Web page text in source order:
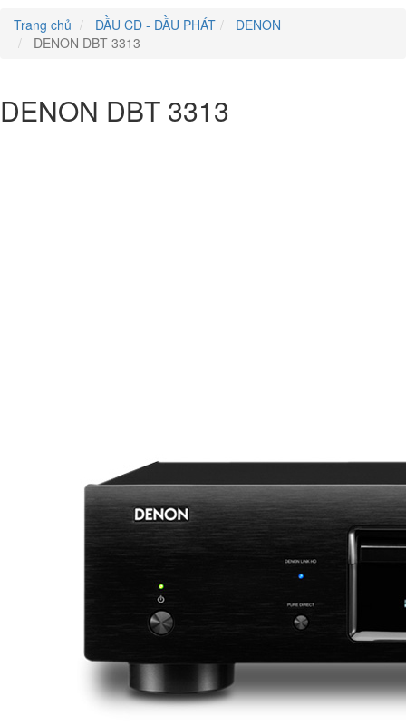
Trang chủ
ĐẦU CD - ĐẦU PHÁT
DENON
DENON DBT 3313
DENON DBT 3313